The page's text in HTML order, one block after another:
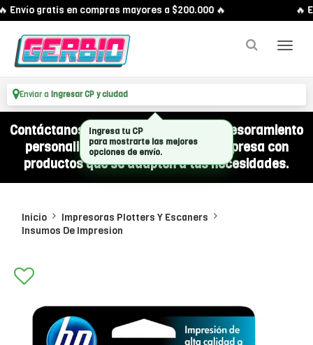
Envío gratis en compras mayores a $200.000 🔥 🔥
Enviar a Ingresar CP y ciudad
Contáctanos por WhatsApp y recibí asesoramiento
personalizado para equipar a tu empresa con
productos que se adapten a tus necesidades.
Inicio
Impresoras Plotters Y Escaners
Insumos De Impresion
Ingresa tu CP
para mostrarte las mejores
opciones de envío.